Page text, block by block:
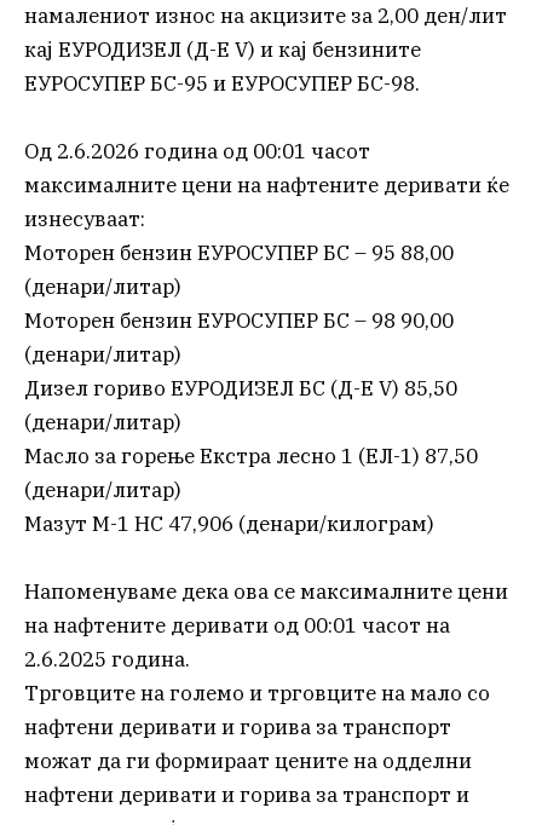
намалениот износ на акцизите за 2,00 ден/лит
кај ЕУРОДИЗЕЛ (Д-Е V) и кај бензините
ЕУРОСУПЕР БС-95 и ЕУРОСУПЕР БС-98.
Од 2.6.2026 година од 00:01 часот
максималните цени на нафтените деривати ќе
изнесуваат:
Моторен бензин ЕУРОСУПЕР БС – 95 88,00
(денари/литар)
Моторен бензин ЕУРОСУПЕР БС – 98 90,00
(денари/литар)
Дизел гориво ЕУРОДИЗЕЛ БС (Д-Е V) 85,50
(денари/литар)
Масло за горење Екстра лесно 1 (ЕЛ-1) 87,50
(денари/литар)
Мазут М-1 НС 47,906 (денари/килограм)
Напоменуваме дека ова се максималните цени
на нафтените деривати од 00:01 часот на
2.6.2025 година.
Трговците на големо и трговците на мало со
нафтени деривати и горива за транспорт
можат да ги формираат цените на одделни
нафтени деривати и горива за транспорт и